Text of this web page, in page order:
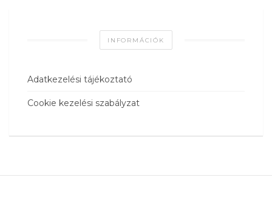
INFORMÁCIÓK
Adatkezelési tájékoztató
Cookie kezelési szabályzat